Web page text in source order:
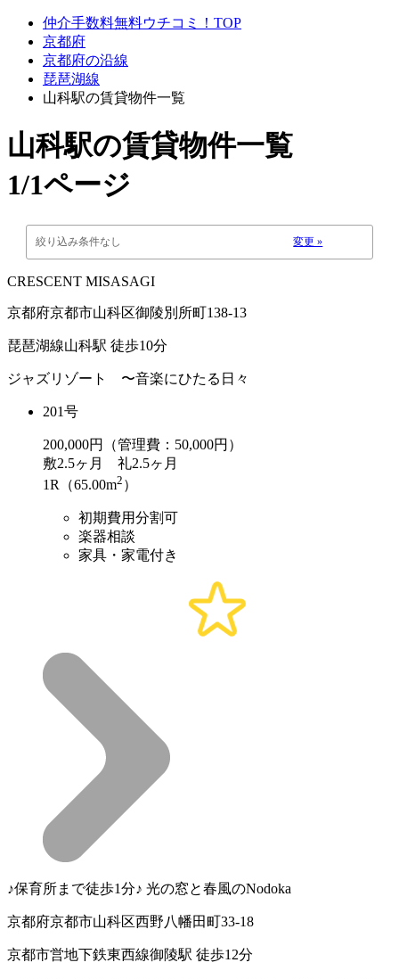
仲介手数料無料ウチコミ！TOP
京都府
京都府の沿線
琵琶湖線
山科駅の賃貸物件一覧
山科駅の賃貸物件一覧
1/1ページ
絞り込み条件なし 変更 »
CRESCENT MISASAGI
京都府京都市山科区御陵別所町138-13
琵琶湖線山科駅 徒歩10分
ジャズリゾート 〜音楽にひたる日々
201号
200,000円（管理費：50,000円）
敷2.5ヶ月 礼2.5ヶ月
1R（65.00m2 ）
初期費用分割可
楽器相談
家具・家電付き
♪保育所まで徒歩1分♪ 光の窓と春風のNodoka
京都府京都市山科区西野八幡田町33-18
京都市営地下鉄東西線御陵駅 徒歩12分